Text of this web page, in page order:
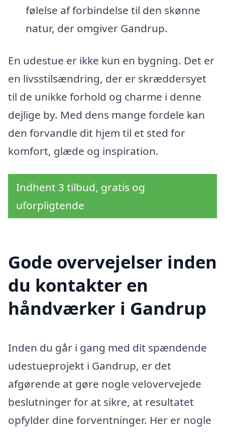
følelse af forbindelse til den skønne
natur, der omgiver Gandrup.
En udestue er ikke kun en bygning. Det er
en livsstilsændring, der er skræddersyet
til de unikke forhold og charme i denne
dejlige by. Med dens mange fordele kan
den forvandle dit hjem til et sted for
komfort, glæde og inspiration.
Indhent 3 tilbud, gratis og
uforpligtende
Gode overvejelser inden
du kontakter en
håndværker i Gandrup
Inden du går i gang med dit spændende
udestueprojekt i Gandrup, er det
afgørende at gøre nogle velovervejede
beslutninger for at sikre, at resultatet
opfylder dine forventninger. Her er nogle